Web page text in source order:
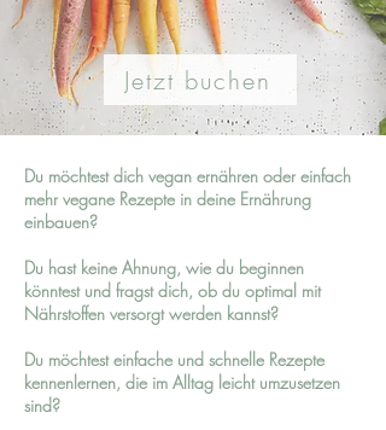
Jetzt buchen
Du möchtest dich vegan ernähren oder einfach
mehr vegane Rezepte in deine Ernährung
einbauen?
Du hast keine Ahnung, wie du beginnen
könntest und fragst dich, ob du optimal mit
Nährstoffen versorgt werden kannst?
Du möchtest einfache und schnelle Rezepte
kennenlernen, die im Alltag leicht umzusetzen
sind?